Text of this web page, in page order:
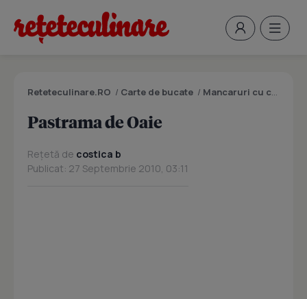
Reteteculinare.RO / Carte de bucate / Mancaruri cu carne
Pastrama de Oaie
Rețetă de costica b
Publicat: 27 Septembrie 2010, 03:11